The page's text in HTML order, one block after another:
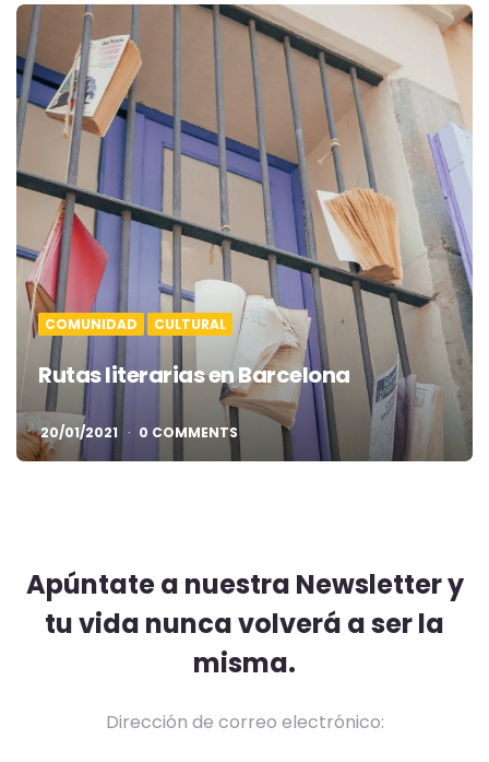
COMUNIDAD CULTURAL
Rutas literarias en Barcelona
20/01/2021 0 COMMENTS
Apúntate a nuestra Newsletter y
tu vida nunca volverá a ser la
misma.
Dirección de correo electrónico: